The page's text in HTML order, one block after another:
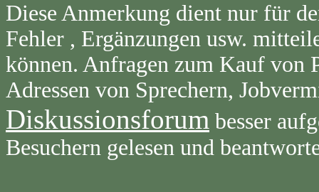
Diese Anmerkung dient nur für
Fehler , Ergänzungen usw.
können. Anfragen zum Kauf von
Adressen von Sprechern,
Diskussionsforum besser
Besuchern gelesen und